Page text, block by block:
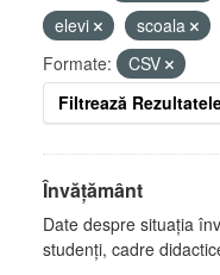
elevi
scoala
Formate:
CSV
Filtrează
Învățământ
Date despre situația
studenți, cadre